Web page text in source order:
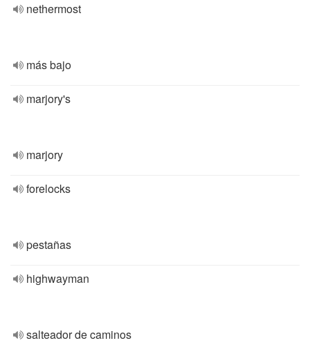
nethermost
más bajo
marjory's
marjory
forelocks
pestañas
highwayman
salteador de caminos